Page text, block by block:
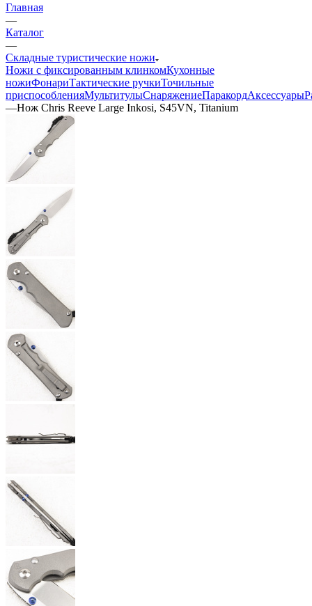
Главная
—
Каталог
—
Складные туристические ножи
Ножи с фиксированным клинкомКухонные
ножиФонариТактические ручкиТочильные
приспособленияМультитулыСнаряжениеПаракордАксессуары
—Нож Chris Reeve Large Inkosi, S45VN, Titanium